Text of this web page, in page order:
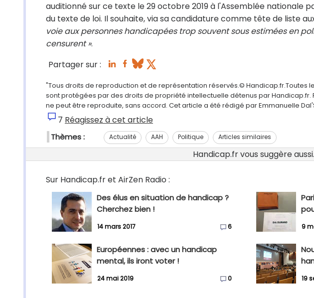
auditionné sur ce texte le 29 octobre 2019 à l'Assemblée nationale
du texte de loi. Il souhaite, via sa candidature comme tête de liste
voie aux personnes handicapées trop souvent sous estimées en
censurent ».
Partager sur :
"Tous droits de reproduction et de représentation réservés.© Handicap.fr.Toutes
sont protégées par des droits de propriété intellectuelle détenus par
ne peut être reproduite, sans accord. Cet article a été rédigé par Emmanuelle
7 Réagissez à cet article
Thèmes : Actualité AAH Politique Articles similaires
Handicap.fr vous suggère
Sur Handicap.fr et AirZen Radio :
Des élus en situation de handicap ?
Cherchez bien !
14 mars 2017 6 9
Européennes : avec un handicap
mental, ils iront voter !
24 mai 2019 0 19